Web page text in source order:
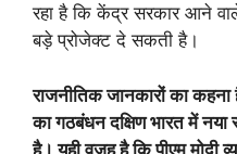
रहा है कि केंद्र सरकार आने
बड़े प्रोजेक्ट दे सकती है।
राजनीतिक जानकारों का
का गठबंधन दक्षिण भारत में
है। यही वजह है कि पीएम मोदी